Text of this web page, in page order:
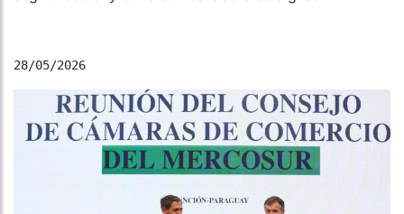
28/05/2026